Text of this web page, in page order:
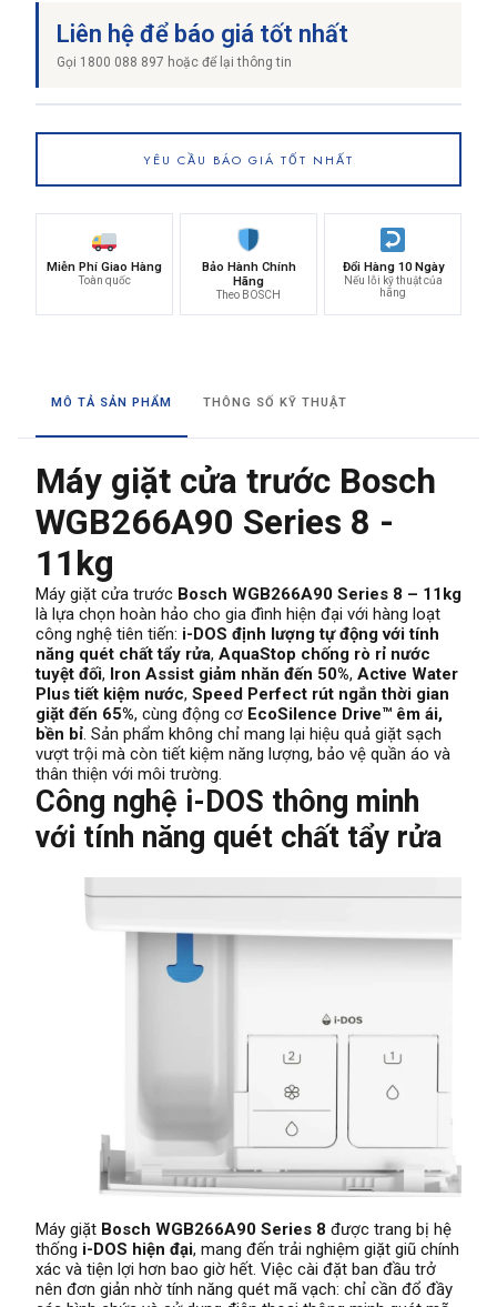
Liên hệ để báo giá tốt nhất
Gọi 1800 088 897 hoặc để lại thông tin
YÊU CẦU BÁO GIÁ TỐT NHẤT
Miễn Phí Giao Hàng
Toàn quốc
Bảo Hành Chính
Hãng
Theo BOSCH
Đổi Hàng 10 Ngày
Nếu lỗi kỹ thuật của
hãng
MÔ TẢ SẢN PHẨM THÔNG SỐ KỸ THUẬT
Máy giặt cửa trước Bosch
WGB266A90 Series 8 -
11kg
Máy giặt cửa trước Bosch WGB266A90 Series 8 – 11kg
là lựa chọn hoàn hảo cho gia đình hiện đại với hàng loạt
công nghệ tiên tiến: i-DOS định lượng tự động với tính
năng quét chất tẩy rửa, AquaStop chống rò rỉ nước
tuyệt đối, Iron Assist giảm nhăn đến 50%, Active Water
Plus tiết kiệm nước, Speed Perfect rút ngắn thời gian
giặt đến 65%, cùng động cơ EcoSilence Drive™ êm ái,
bền bỉ. Sản phẩm không chỉ mang lại hiệu quả giặt sạch
vượt trội mà còn tiết kiệm năng lượng, bảo vệ quần áo và
thân thiện với môi trường.
Công nghệ i-DOS thông minh
với tính năng quét chất tẩy rửa
Máy giặt Bosch WGB266A90 Series 8 được trang bị hệ
thống i-DOS hiện đại, mang đến trải nghiệm giặt giũ chính
xác và tiện lợi hơn bao giờ hết. Việc cài đặt ban đầu trở
nên đơn giản nhờ tính năng quét mã vạch: chỉ cần đổ đầy